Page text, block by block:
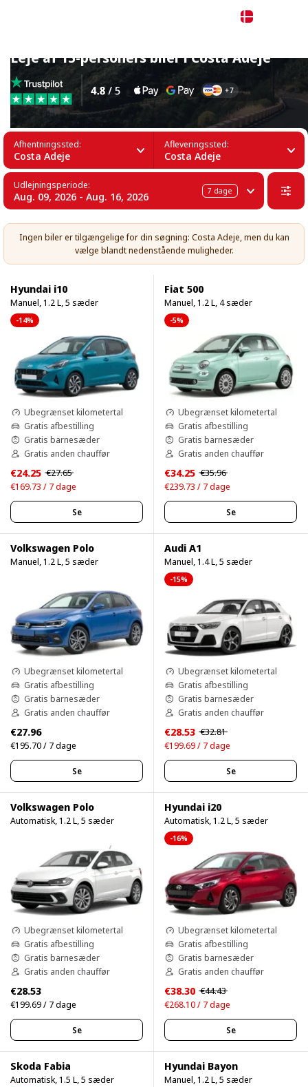
Leje af 15-personers biler i Costa Adeje
Afhentningssted:
Costa Adeje
Afleveringssted:
Costa Adeje
Udlejningsperiode:
Aug. 09, 2026 - Aug. 16, 2026 7 dage
Ingen biler er tilgængelige for din søgning: Costa Adeje, men du kan
vælge blandt nedenstående muligheder.
Hyundai i10
Manuel, 1.2 L, 5 sæder
-14%
Ubegrænset kilometertal
Gratis afbestilling
Gratis barnesæder
Gratis anden chauffør
€24.25 €27.65
€169.73 / 7 dage
Se
Fiat 500
Manuel, 1.2 L, 4 sæder
-5%
Ubegrænset kilometertal
Gratis afbestilling
Gratis barnesæder
Gratis anden chauffør
€34.25 €35.96
€239.73 / 7 dage
Se
Volkswagen Polo
Manuel, 1.2 L, 5 sæder
Ubegrænset kilometertal
Gratis afbestilling
Gratis barnesæder
Gratis anden chauffør
€27.96
€195.70 / 7 dage
Se
Audi A1
Manuel, 1.4 L, 5 sæder
-15%
Ubegrænset kilometertal
Gratis afbestilling
Gratis barnesæder
Gratis anden chauffør
€28.53 €32.81
€199.69 / 7 dage
Se
Volkswagen Polo
Automatisk, 1.2 L, 5 sæder
Ubegrænset kilometertal
Gratis afbestilling
Gratis barnesæder
Gratis anden chauffør
€28.53
€199.69 / 7 dage
Se
Hyundai i20
Automatisk, 1.2 L, 5 sæder
-16%
Ubegrænset kilometertal
Gratis afbestilling
Gratis barnesæder
Gratis anden chauffør
€38.30 €44.43
€268.10 / 7 dage
Se
Skoda Fabia
Automatisk, 1.5 L, 5 sæder
Hyundai Bayon
Manuel, 1.2 L, 5 sæder